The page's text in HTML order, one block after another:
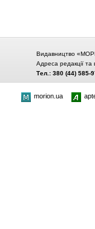
Видавництво
Адреса редакції
Тел.: 380 (44) 585-
morion.ua